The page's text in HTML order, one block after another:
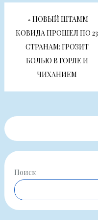
Навигация
по
записям
НОВЫЙ ШТАММ
КОВИДА ПРОШЕЛ ПО 23
СТРАНАМ: ГРОЗИТ
БОЛЬЮ В ГОРЛЕ И
ЧИХАНИЕМ
Поиск